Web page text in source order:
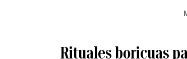
Rituales boricuas